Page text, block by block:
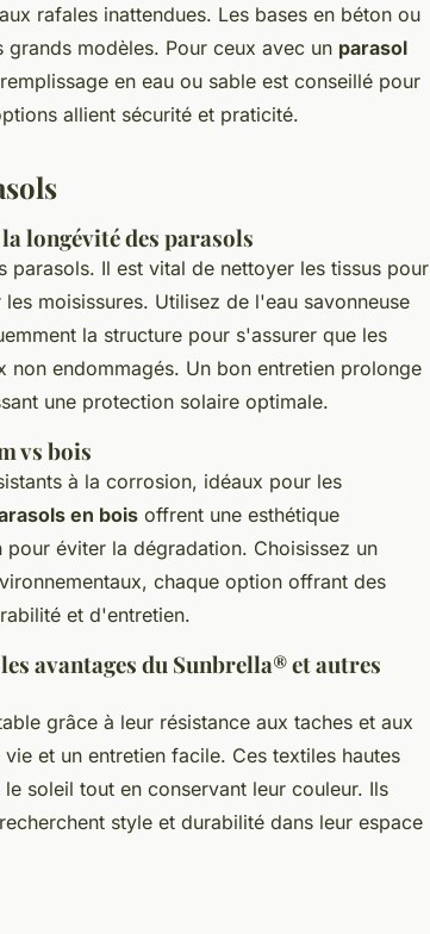
rafales inattendues. Les bases en béton ou
modèles. Pour ceux avec un parasol
en eau ou sable est conseillé pour
allient sécurité et praticité.
longévité des parasols
parasols. Il est vital de nettoyer les tissus pour
moisissures. Utilisez de l'eau savonneuse
la structure pour s'assurer que les
non endommagés. Un bon entretien prolonge
une protection solaire optimale.
vs bois
à la corrosion, idéaux pour les
en bois offrent une esthétique
éviter la dégradation. Choisissez un
chaque option offrant des
et d'entretien.
avantages du Sunbrella® et autres
grâce à leur résistance aux taches et aux
et un entretien facile. Ces textiles hautes
soleil tout en conservant leur couleur. Ils
style et durabilité dans leur espace